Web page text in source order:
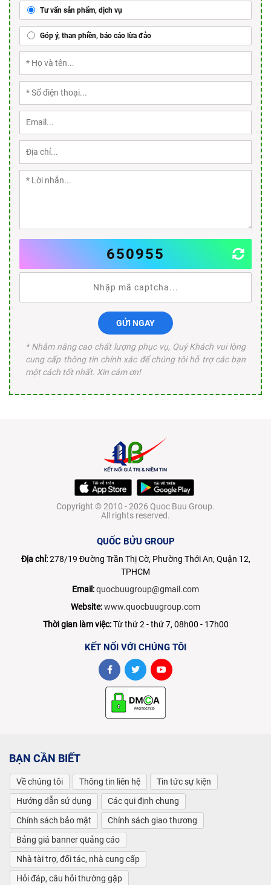
Tư vấn sản phẩm, dịch vụ
Góp ý, than phiền, báo cáo lừa đảo
650955
GỬI NGAY
* Nhằm nâng cao chất lượng phục vụ, Quý Khách vui lòng
cung cấp thông tin chính xác để chúng tôi hỗ trợ các bạn
một cách tốt nhất. Xin cám ơn!
Copyright © 2010 - 2026 Quoc Buu Group.
All rights reserved.
QUỐC BỬU GROUP
Địa chỉ:278/19 Đường Trần Thị Cờ, Phường Thới An, Quận 12,
TPHCM
Email:quocbuugroup@gmail.com
Website:www.quocbuugroup.com
Thời gian làm việc:Từ thứ 2 - thứ 7, 08h00 - 17h00
KẾT NỐI VỚI CHÚNG TÔI
BẠN CẦN BIẾT
Về chúng tôi Thông tin liên hệ
Tin tức sự kiện
Hướng dẫn sử dụng
Các qui định chung
Chính sách bảo mật
Chính sách giao thương
Bảng giá banner quảng cáo
Nhà tài trợ, đối tác, nhà cung cấp
Hỏi đáp, câu hỏi thường gặp